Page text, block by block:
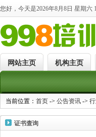
您好，今天是2026年8月8日 星期六
网站主页 机构主页
当前位置： 首页 -> 公告资讯 ->
证书查询